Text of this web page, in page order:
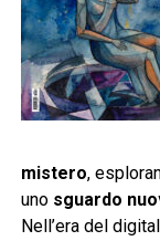
mistero,
uno sguardo
Nell’era del